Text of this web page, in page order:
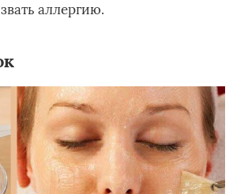
аллергию.